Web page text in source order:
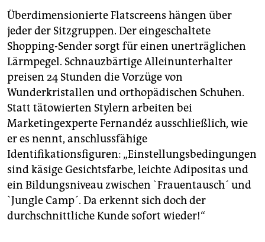
Überdimensionierte Flatscreens hängen über
jeder der Sitzgruppen. Der eingeschaltete
Shopping-Sender sorgt für einen unerträglichen
Lärmpegel. Schnauzbärtige Alleinunterhalter
preisen 24 Stunden die Vorzüge von
Wunderkristallen und orthopädischen Schuhen.
Statt tätowierten Stylern arbeiten bei
Marketingexperte Fernandéz ausschließlich, wie
er es nennt, anschlussfähige
Identifikationsfiguren: „Einstellungsbedingungen
sind käsige Gesichtsfarbe, leichte Adipositas und
ein Bildungsniveau zwischen `Frauentausch´ und
`Jungle Camp´. Da erkennt sich doch der
durchschnittliche Kunde sofort wieder!“